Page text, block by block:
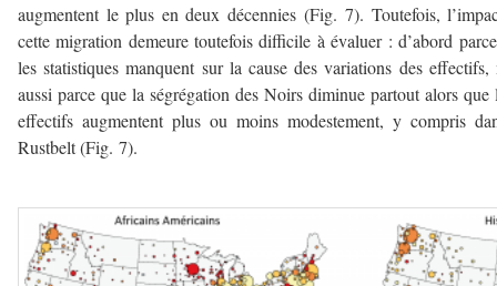
augmentent le plus en deux décennies (Fig. 7). Toutefois,
cette migration demeure toutefois difficile à évaluer : d’abord
les statistiques manquent sur la cause des variations des effectifs,
aussi parce que la ségrégation des Noirs diminue partout alors que
effectifs augmentent plus ou moins modestement, y compris
Rustbelt (Fig. 7).